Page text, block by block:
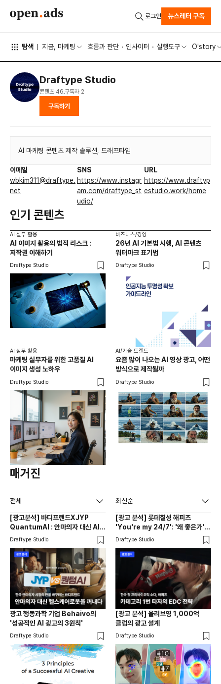
탐색 지금, 마케팅 흐름과 판단 인사이터 실행도구 O'story
로그인 뉴스레터 구독
Draftype Studio
콘텐츠 46 구독자 2
구독하기
AI 마케팅 콘텐츠 제작 솔루션, 드래프타입
이메일
wbkim311@draftype.
net
SNS
https://www.instagr
am.com/draftype_st
udio/
URL
https://www.draftyp
estudio.work/home
인기 콘텐츠
AI 실무 활용
AI 이미지 활용의 법적 리스크 :
저작권 이해하기
Draftype Studio
비즈니스/경영
26년 AI 기본법 시행, AI 콘텐츠
워터마크 표기법
Draftype Studio
AI 실무 활용
마케팅 실무자를 위한 고품질 AI
이미지 생성 노하우
Draftype Studio
AI/기술 트렌드
요즘 많이 나오는 AI 영상 광고, 어떤
방식으로 제작될까
Draftype Studio
매거진
전체 최신순
[광고분석] 바디프랜드XJYP
QuantumAI : 안마의자 대신 AI
헬스케어로봇을 꺼내다
Draftype Studio
[광고 분석] 롯데칠성 해피즈
'You're my 24/7': '왜 좋은가'
대신 '언제 마시냐'를 점유했다
Draftype Studio
광고 행동과학 기업 Behaivo의
'성공적인 AI 광고의 3원칙'
Draftype Studio
[광고 분석] 올리브영 1,000억
클럽의 광고 설계
Draftype Studio